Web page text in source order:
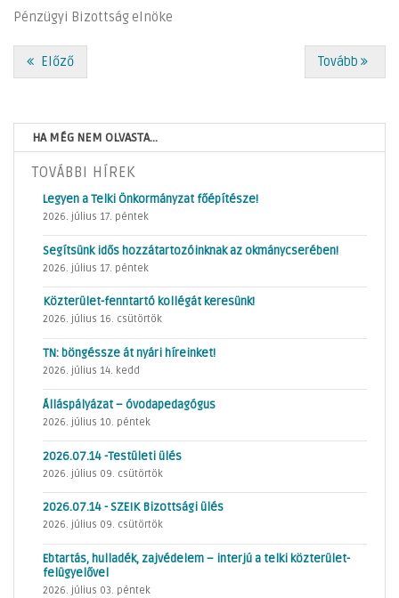
Pénzügyi Bizottság elnöke
Előző Tovább
HA MÉG NEM OLVASTA...
TOVÁBBI HÍREK
Legyen a Telki Önkormányzat főépítésze!
2026. július 17. péntek
Segítsünk idős hozzátartozóinknak az okmánycserében!
2026. július 17. péntek
Közterület-fenntartó kollégát keresünk!
2026. július 16. csütörtök
TN: böngéssze át nyári híreinket!
2026. július 14. kedd
Álláspályázat – óvodapedagógus
2026. július 10. péntek
2026.07.14 -Testületi ülés
2026. július 09. csütörtök
2026.07.14 - SZEIK Bizottsági ülés
2026. július 09. csütörtök
Ebtartás, hulladék, zajvédelem – interjú a telki közterület-
felügyelővel
2026. július 03. péntek